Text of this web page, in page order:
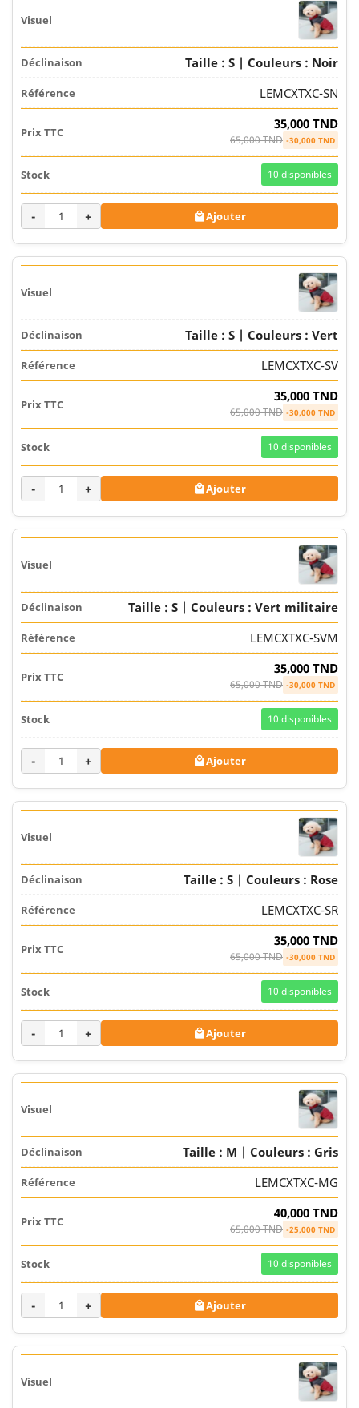
Taille : S | Couleurs : Noir
LEMCXTXC-SN
35,000 TND
65,000 TND -30,000 TND
10 disponibles
- + Ajouter
Taille : S | Couleurs : Vert
LEMCXTXC-SV
35,000 TND
65,000 TND -30,000 TND
10 disponibles
- + Ajouter
Taille : S | Couleurs : Vert militaire
LEMCXTXC-SVM
35,000 TND
65,000 TND -30,000 TND
10 disponibles
- + Ajouter
Taille : S | Couleurs : Rose
LEMCXTXC-SR
35,000 TND
65,000 TND -30,000 TND
10 disponibles
- + Ajouter
Taille : M | Couleurs : Gris
LEMCXTXC-MG
40,000 TND
65,000 TND -25,000 TND
10 disponibles
- + Ajouter